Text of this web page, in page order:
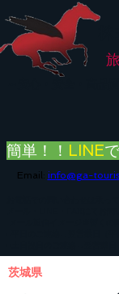
Email: info@ga-
簡単！！ LINEで
茨城県